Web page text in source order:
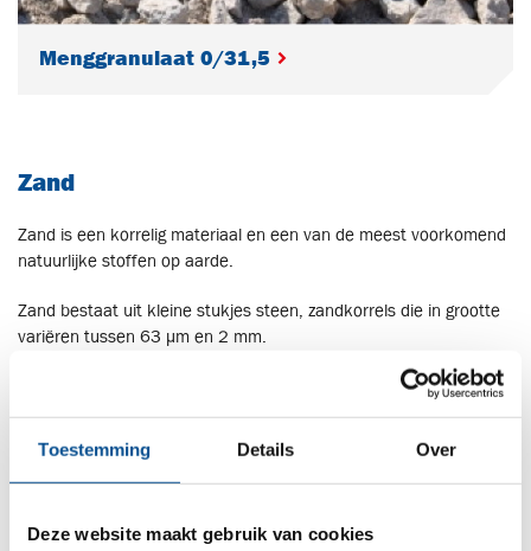
Toestemming Details Over
Deze website maakt gebruik van cookies
Menggranulaat 0/31,5
Zand
Zand is een korrelig materiaal en een van de meest voorkomend
natuurlijke stoffen op aarde.
Zand bestaat uit kleine stukjes steen, zandkorrels die in grootte
variëren tussen 63 µm en 2 mm.
het zand vervoerd is door water of wind. Zo zijn stranden,
woestijnen, rivieren en duinen ontstaan.
Er bestaan veel verschillende soorten zand, ieder met zijn eigen
samenstelling en eigenschappen.
Zand wordt gewonnen op zee en in rivieren en is afkomstig uit